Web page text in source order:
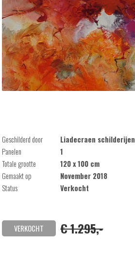
Geschilderd door
Liadecraen schilderijen
Panelen
1
Totale grootte
120 x 100 cm
Gemaakt op
November 2018
Status
Verkocht
VERKOCHT € 1.295,-